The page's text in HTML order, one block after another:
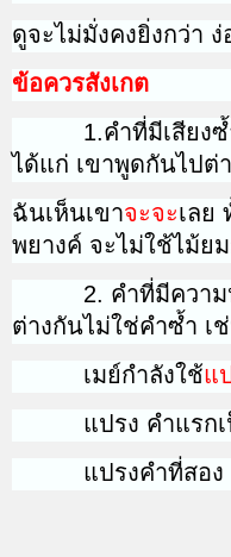
ดูจะไม่มั่งคงยิ่งกว่า ง่
ข้อควรสังเกต
1.คำที่มีเสียง
ได้แก่ เขาพูดกันไปต่
ฉันเห็นเขาจะจะเลย
พยางค์ จะไม่ใช้ไม้ย
2. คำที่มีควา
ต่างกันไม่ใช่คำซ้ำ เ
เมย์กำลังใช้แ
แปรง คำแรก
แปรงคำที่สอง